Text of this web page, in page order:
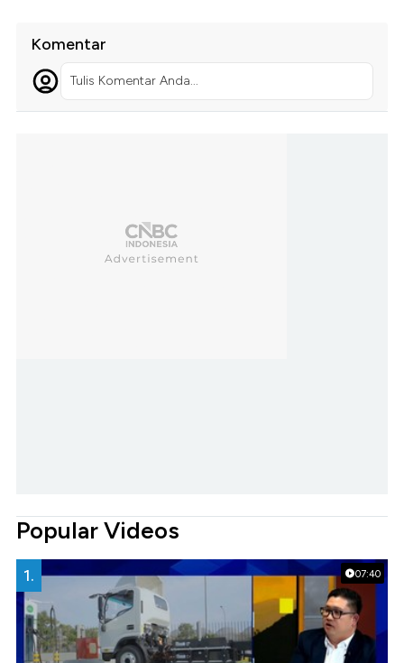
Komentar
Tulis Komentar Anda...
Popular Videos
07:40
1.